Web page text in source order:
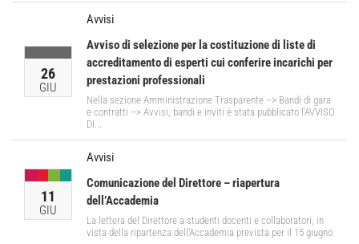
26
GIU
Avvisi
Avviso di selezione per la costituzione di liste di
accreditamento di esperti cui conferire incarichi per
prestazioni professionali
Nella sezione Amministrazione Trasparente –> Bandi di gara
e contratti –> Avvisi, bandi e inviti è stata pubblicato l’AVVISO
DI...
11
GIU
Avvisi
Comunicazione del Direttore – riapertura
dell’Accademia
La lettera del Direttore a studenti docenti e collaboratori, in
vista della ripartenza dell'Accademia prevista per il 15 giugno